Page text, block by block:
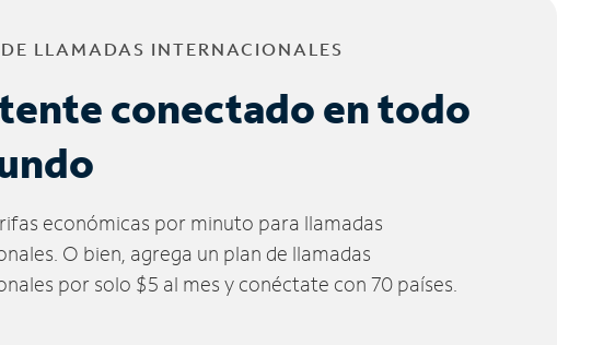
LLAMADAS INTERNACIONALES
conectado en todo
económicas por minuto para llamadas
O bien, agrega un plan de llamadas
por solo $5 al mes y conéctate con 70 países.